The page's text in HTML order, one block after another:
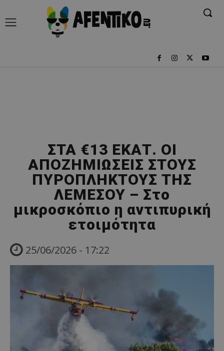
ΣΤΑ €13 ΕΚΑΤ. ΟΙ
ΑΠΟΖΗΜΙΩΣΕΙΣ ΣΤΟΥΣ
ΠΥΡΟΠΛΗΚΤΟΥΣ ΤΗΣ
ΛΕΜΕΣΟΥ – Στο
μικροσκόπιο η αντιπυρική
ετοιμότητα
25/06/2026 - 17:22